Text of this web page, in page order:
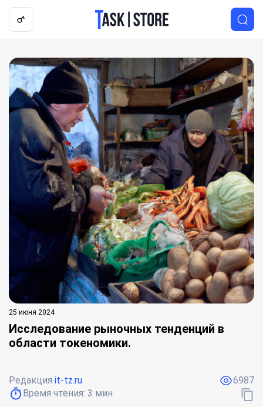
Логотип
25 июня 2024
Исследование рыночных тенденций в
области токеномики.
Редакция it-tz.ru
Время чтения: 3 мин
6987